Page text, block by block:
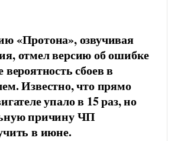
«Протона», озвучивая
отмел версию об ошибке
сбоев в
Известно, что прямо
упало в 15 раз, но
причину ЧП
в июне.